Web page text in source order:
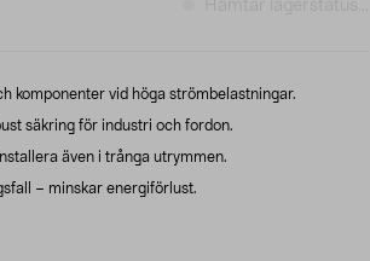
komponenter vid höga strömbelastningar.
säkring för industri och fordon.
även i trånga utrymmen.
– minskar energiförlust.